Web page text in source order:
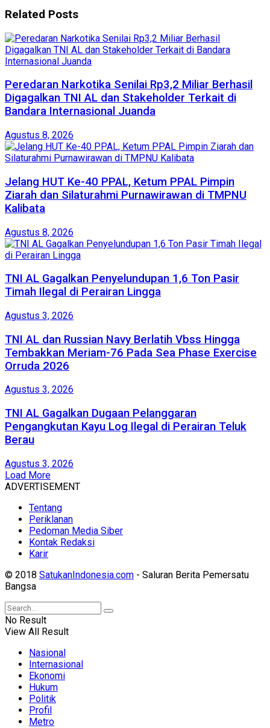
Related Posts
Peredaran Narkotika Senilai Rp3,2 Miliar Berhasil
Digagalkan TNI AL dan Stakeholder Terkait di
Bandara Internasional Juanda
Agustus 8, 2026
Jelang HUT Ke-40 PPAL, Ketum PPAL Pimpin
Ziarah dan Silaturahmi Purnawirawan di TMPNU
Kalibata
Agustus 8, 2026
TNI AL Gagalkan Penyelundupan 1,6 Ton Pasir
Timah Ilegal di Perairan Lingga
Agustus 3, 2026
TNI AL dan Russian Navy Berlatih Vbss Hingga
Tembakkan Meriam-76 Pada Sea Phase Exercise
Orruda 2026
Agustus 3, 2026
TNI AL Gagalkan Dugaan Pelanggaran
Pengangkutan Kayu Log Ilegal di Perairan Teluk
Berau
Agustus 3, 2026
Load More
ADVERTISEMENT
Tentang
Periklanan
Pedoman Media Siber
Kontak Redaksi
Karir
© 2018 SatukanIndonesia.com - Saluran Berita Pemersatu
Bangsa
No Result
View All Result
Nasional
Internasional
Ekonomi
Hukum
Politik
Profil
Metro